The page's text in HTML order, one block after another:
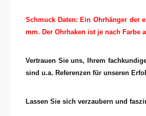
Schmuck Daten: Ein Ohrhänger der
mm. Der Ohrhaken ist je nach
Vertrauen Sie uns, Ihrem
sind u.a. Referenzen für unseren
Lassen Sie sich verzaubern und